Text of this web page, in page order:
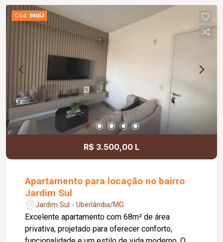
Cód. 84653
R$ 3.500,00 L
Apartamento para locação no bairro
Jardim Sul
Jardim Sul - Uberlândia/MG
Excelente apartamento com 68m² de área
privativa, projetado para oferecer conforto,